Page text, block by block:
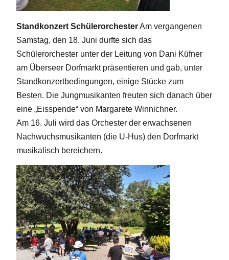
Standkonzert SchülerorchesterAm vergangenen
Samstag, den 18. Juni durfte sich das
Schülerorchester unter der Leitung von Dani Küfner
am Überseer Dorfmarkt präsentieren und gab, unter
Standkonzertbedingungen, einige Stücke zum
Besten. Die Jungmusikanten freuten sich danach über
eine „Eisspende“ von Margarete Winnichner.
Am 16. Juli wird das Orchester der erwachsenen
Nachwuchsmusikanten (die U-Hus) den Dorfmarkt
musikalisch bereichern.